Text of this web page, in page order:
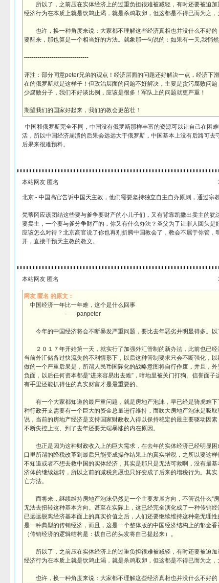
所以了，之前压在实体经济上的过重负担很难被减轻，有时还要被迫加
经济行为在本质上就是饮鸩止渴，就是杀鸡取卵，但这都是不得已而为之
也许，换一种角度来说：大家都不理解这些经济真相也并没什么不好的
要醒来，那也算是一个相当好的方法。就象那一句说的：如果有一天,我悄
---------------------------------
评注：部分同意peter兄弟的观点！经济层面的问题还好解决一点，经济下
在的俄罗斯就是这样子！但政治层面的问题不好解决，主要是贪污腐败问
少腐败分子，我们不好谈比例，应该是很多！军队上的问题就更严重！
期望我们的国家好起来，我们的教会更茁壮！
中国和俄罗斯完全不同，中国没有俄罗斯那样丰富的资源可以让自己在困
活，所以中国经济崩溃的后果会远远大于俄罗斯，中国基本上没有后路可去
后果来很难预料。
本站网友 匿名
北京 - 中国高官告诉中国天主教，他们需要坚持独立自主自办原则，通过宗
梵蒂冈应该团结这些要与爹争要财产的小儿子们，又有背靠凯撒出卖主的犹
要卖主，一个要与爹分争财产的，你又有什么办法？圣父为了让罪人回头是
应该怎么对待？北京高官说了你也再别折腾中国教会了，教会不属于你管，
开，直接干预天主教的教义。
本站网友 匿名
网友 匿名 的原文：
中国经济一年比一年难，这个是什么回事
——panpeter
今年的中国经济将会不断暴发严重问题，要比去年恶劣并明显得多。以
２０１７年开始第一天，就实行了加强外汇管制的新办法，此前也已经
当前外汇储备过快流失的不利情形下，以后这种管制要求只会不断强化，
做的一个严重后果是，所谓人民币国际化的战略意图将自行作废，并且，
负面，以后任何资本都是“进来容易出去难”，暗地里被关门打狗。信誉面
有手里还能抓得住的真实财富才是最重要的。
有一个大家都知道的最严重问题，就是房地产泡沫，早已经是骑虎难下
种行政开支需要有一个巨大的资金总量进行维持，而吹大房地产泡沫是吸
说，当前的房地产经济是支持国家财政收入得以保持稳定的最主要驱动因
不断失控上涨、到了去年还要无端暴涨的内在原因。
也正是因为这种财政收入上的巨大需求，在去年的实体经济已经明显困
口里所谓的降税改革到最后只能变成操作结果上的真实增税，之所以要这
不知道或者不想去救中国的实体经济，其实是那只是无法可救啊，没有最
济体的继续运转，所以之前的减税意愿也只好变成了后来的增税行为。其
亡方法。
而将来，继续维持房地产泡沫仍然是一个主要发展方向，不管说什么“
无法去扭转这种基本方向。甚至在实际上，这已经完全演化成了一种传销
已远远脱离经济基本面上的真实价值之后，人们还要继续维持这种毫无理
是一种典型的传销经济，而且，这是一个整体版的中国经济结构上的郁金
（传销经济的逻辑结构是：拔自己的头发将自己提起来）。
所以了，之前压在实体经济上的过重负担很难被减轻，有时还要被迫加
经济行为在本质上就是饮鸩止渴，就是杀鸡取卵，但这都是不得已而为之
也许，换一种角度来说：大家都不理解这些经济真相也并没什么不好的